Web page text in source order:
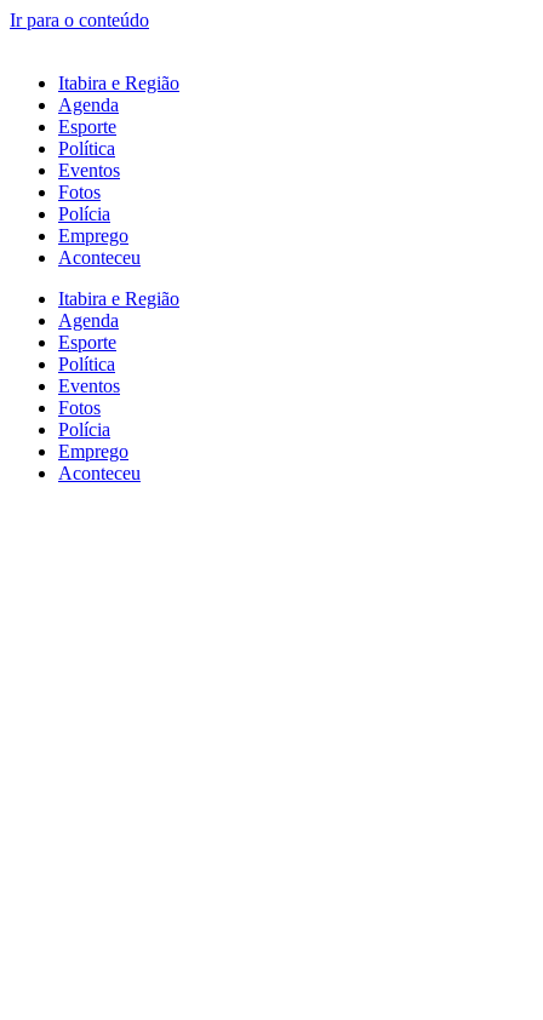
Ir para o conteúdo
Itabira e Região
Agenda
Esporte
Política
Eventos
Fotos
Polícia
Emprego
Aconteceu
Itabira e Região
Agenda
Esporte
Política
Eventos
Fotos
Polícia
Emprego
Aconteceu